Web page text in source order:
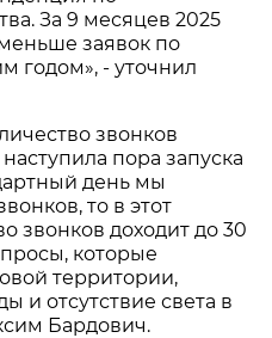
За 9 месяцев 2025
заявок по
годом», - уточнил
звонков
пора запуска
день мы
то в этот
звонков доходит до 30
которые
территории,
и отсутствие света в
Бардович.